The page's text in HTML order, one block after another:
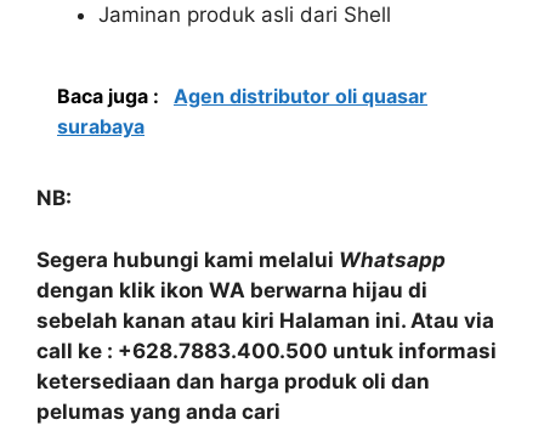
Jaminan produk asli dari Shell
Baca juga :
Agen distributor oli quasar
surabaya
NB:
Segera hubungi kami melalui Whatsapp
dengan klik ikon WA berwarna hijau di
sebelah kanan atau kiri Halaman ini. Atau via
call ke : +628.7883.400.500 untuk informasi
ketersediaan dan harga produk oli dan
pelumas yang anda cari